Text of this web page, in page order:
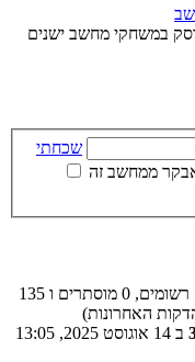
במשחקי מחשב ישנים
שכחתי
ממחשב זה
משתמשים מחוברים :: 1 רשומים, 0 מוסתרים ו 135
ב 14 אוגוסט 2025, 13:05